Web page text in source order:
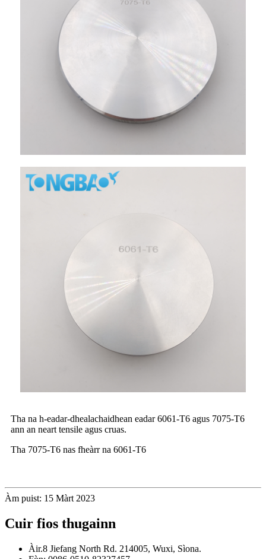
Tha na h-eadar-dhealachaidhean eadar 6061-T6 agus 7075-T6
ann an neart tensile agus cruas.
Tha 7075-T6 nas fheàrr na 6061-T6
Àm puist: 15 Màrt 2023
Cuir fios thugainn
Àir.8 Jiefang North Rd. 214005, Wuxi, Sìona.